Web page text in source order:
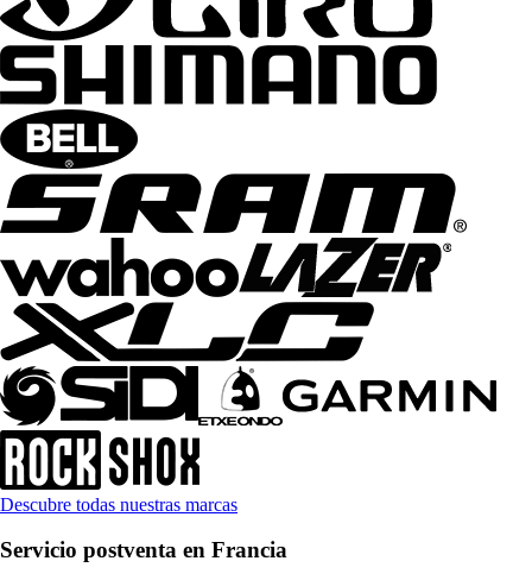
Descubre todas nuestras marcas
Servicio postventa en Francia